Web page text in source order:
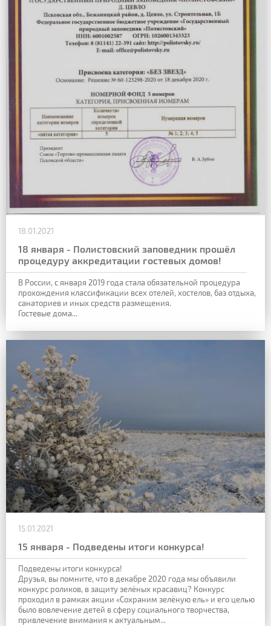
18.01.2021
18 января - Полистовский заповедник прошёл
процедуру аккредитации гостевых домов!
В России, с января 2019 года стала обязательной процедура
прохождения классификации всех отелей, хостелов, баз отдыха,
санаториев и иных средств размещения.
Гостевые дома...
15.01.2021
15 января - Подведены итоги конкурса!
Подведены итоги конкурса!
Друзья, вы помните, что в декабре 2020 года мы объявили
конкурс роликов, в защиту зелёных красавиц? Конкурс
проходил в рамках акции «Сохраним зелёную ель» и его целью
было вовлечение детей в сферу социального творчества,
привлечение внимания к актуальным...